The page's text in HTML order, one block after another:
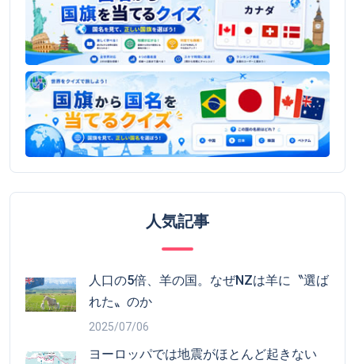
人気記事
人口の5倍、羊の国。なぜNZは羊に〝選ば
れた〟のか
2025/07/06
ヨーロッパでは地震がほとんど起きない